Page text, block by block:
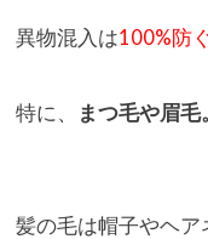
異物混入は100%防
特に、 まつ毛や眉毛。
髪の毛は帽子やヘ